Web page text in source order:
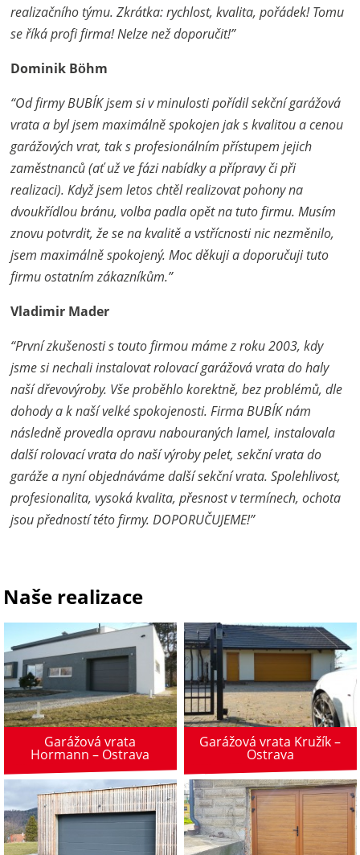
realizačního týmu. Zkrátka: rychlost, kvalita, pořádek! Tomu
se říká profi firma! Nelze než doporučit!”
Dominik Böhm
“Od firmy BUBÍK jsem si v minulosti pořídil sekční garážová
vrata a byl jsem maximálně spokojen jak s kvalitou a cenou
garážových vrat, tak s profesionálním přístupem jejich
zaměstnanců (ať už ve fázi nabídky a přípravy či při
realizaci). Když jsem letos chtěl realizovat pohony na
dvoukřídlou bránu, volba padla opět na tuto firmu. Musím
znovu potvrdit, že se na kvalitě a vstřícnosti nic nezměnilo,
jsem maximálně spokojený. Moc děkuji a doporučuji tuto
firmu ostatním zákazníkům.”
Vladimir Mader
“První zkušenosti s touto firmou máme z roku 2003, kdy
jsme si nechali instalovat rolovací garážová vrata do haly
naší dřevovýroby. Vše proběhlo korektně, bez problémů, dle
dohody a k naší velké spokojenosti. Firma BUBÍK nám
následně provedla opravu nabouraných lamel, instalovala
další rolovací vrata do naší výroby pelet, sekční vrata do
garáže a nyní objednáváme další sekční vrata. Spolehlivost,
profesionalita, vysoká kvalita, přesnost v termínech, ochota
jsou předností této firmy. DOPORUČUJEME!”
Naše realizace
Garážová vrata
Hormann – Ostrava
Garážová vrata Kružík –
Ostrava